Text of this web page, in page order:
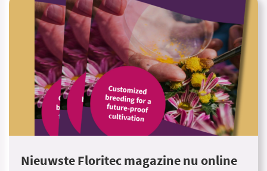
Nieuwste Floritec magazine nu online